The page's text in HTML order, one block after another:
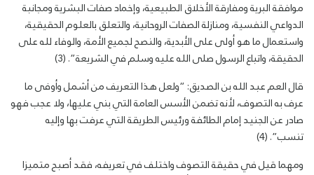
موافقة البرية ومفارقة الأخلاق الطبيعية، وإخماد صفات البشرية ومجانبة
الدواعي النفسية، ومنازلة الصفات الروحانية، والتعلق بالعلوم الحقيقية،
واستعمال ما هو أولى على الأبدية، والنصح لجميع الأمة، والوفاء لله على
الحقيقة، واتباع الرسول صلى الله عليه وسلم في الشريعة”. (3)
قال العم عبد الله بن الصديق: “ولعل هذا التعريف من أشمل وأوفى ما
عرف به التصوف، لأنه تضمن الأسس العامة التي بني عليها، ولا عجب فهو
صادر عن الجنيد إمام الطائفة ورئيس الطريقة التي عرفت بها وإليه
تنسب”. (4)
ومهما قيل في حقيقة التصوف واختلف في تعريفه، فقد أصبح متميزا